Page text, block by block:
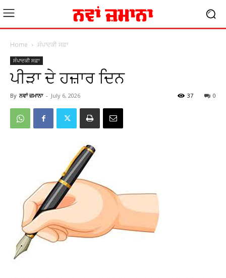
Home ਸੰਪਾਦਕੀ ਸਫ਼ਾ
ਸੰਪਾਦਕੀ ਸਫ਼ਾ
ਪੀੜਾ ਦੇ ਹਜ਼ਾਰ ਦਿਨ
By ਨਵਾਂ ਜ਼ਮਾਨਾ - July 6, 2026 0
37